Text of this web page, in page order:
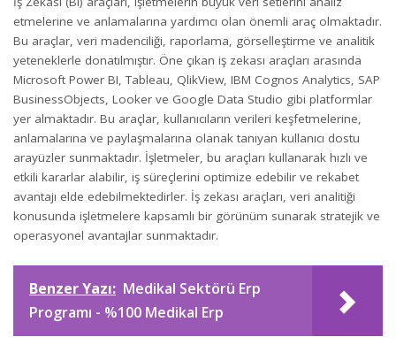
etmelerine ve anlamalarına yardımcı olan önemli araç olmaktadır.
Bu araçlar, veri madenciliği, raporlama, görselleştirme ve analitik
yeteneklerle donatılmıştır. Öne çıkan iş zekası araçları arasında
Microsoft Power BI, Tableau, QlikView, IBM Cognos Analytics, SAP
BusinessObjects, Looker ve Google Data Studio gibi platformlar
yer almaktadır. Bu araçlar, kullanıcıların verileri keşfetmelerine,
anlamalarına ve paylaşmalarına olanak tanıyan kullanıcı dostu
arayüzler sunmaktadır. İşletmeler, bu araçları kullanarak hızlı ve
etkili kararlar alabilir, iş süreçlerini optimize edebilir ve rekabet
avantajı elde edebilmektedirler. İş zekası araçları, veri analitiği
konusunda işletmelere kapsamlı bir görünüm sunarak stratejik ve
operasyonel avantajlar sunmaktadır.
Benzer Yazı: Medikal Sektörü Erp
Programı - %100 Medikal Erp